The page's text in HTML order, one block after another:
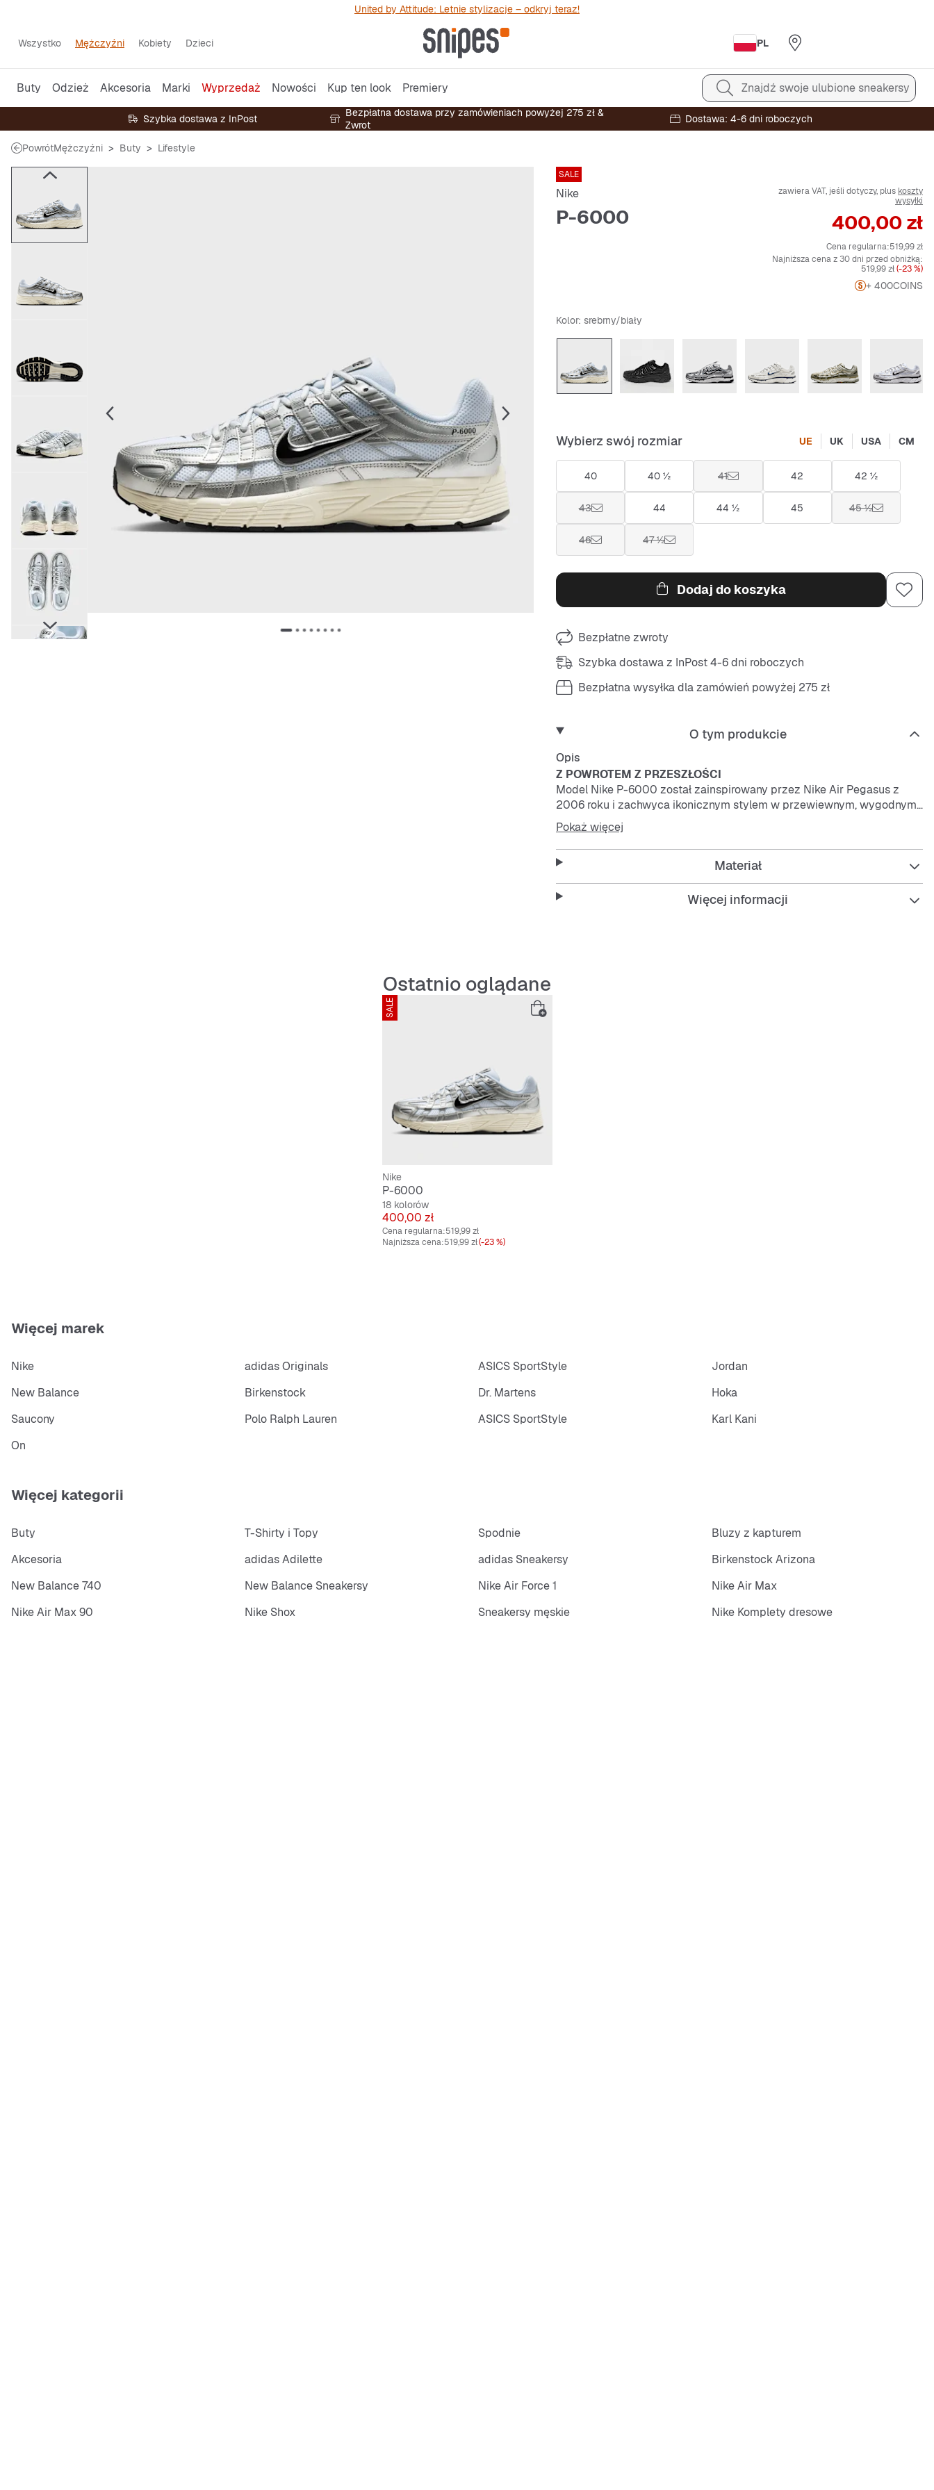
United by Attitude: Letnie stylizacje – odkryj teraz!
Wszystko Mężczyźni Kobiety Dzieci PL
Buty Odzież Akcesoria Marki Wyprzedaż Nowości Kup ten look Premiery Znajdź swoje ulubione sneakersy
Szybka dostawa z InPost
Bezpłatna dostawa przy zamówieniach powyżej 275 zł &
Zwrot
Dostawa: 4-6 dni roboczych
PowrótMężczyźni Buty Lifestyle
SALE
Nike
P-6000
zawiera VAT, jeśli dotyczy, plus koszty
wysyłki
Cena
400,00 zł
Cena regularna:519,99 zł
Najniższa cena z 30 dni przed obniżką:
519,99 zł(-23 %)
+ 400COINS
Kolor: srebrny/biały
Wybierz swój rozmiar UE UK USA CM
40 40 ½ 41 42 42 ½
43 44 44 ½ 45 45 ½
46 47 ½
Dodaj do koszyka
Bezpłatne zwroty
Szybka dostawa z InPost 4-6 dni roboczych
Bezpłatna wysyłka dla zamówień powyżej 275 zł
O tym produkcie
Opis
Z POWROTEM Z PRZESZŁOŚCI
Model Nike P-6000 został zainspirowany przez Nike Air Pegasus z
2006 roku i zachwyca ikonicznym stylem w przewiewnym, wygodnym
designie, który przypomina wczesne lata 2000.
Substancja spotyka styl
Przewiewna siateczka z nakładkami ze skóry naturalnej i syntetycznej
daje Ci wygląd biegowy z lat 2000.
Stworzony dla komfortu
Pokaż więcej
Materiał
Więcej informacji
Ostatnio oglądane
SALE
Nike
P-6000
18 kolorów
Cena
400,00 zł
Cena regularna:519,99 zł
Najniższa cena:519,99 zł(-23 %)
Więcej marek
Nike adidas Originals ASICS SportStyle
Jordan
New Balance
Birkenstock Dr. Martens
Hoka
Saucony
Polo Ralph Lauren ASICS SportStyle
Karl Kani
On
Więcej kategorii
Buty T-Shirty i Topy Spodnie
Bluzy z kapturem
Akcesoria
adidas Adilette adidas Sneakersy
Birkenstock Arizona
New Balance 740
New Balance Sneakersy Nike Air Force 1
Nike Air Max
Nike Air Max 90
Nike Shox Sneakersy męskie Nike Komplety dresowe